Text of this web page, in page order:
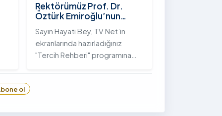
Rektörümüz Prof. Dr.
Öztürk Emiroğlu’nun
"Tercih Rehberi"
Programındaki Röportajı
Sayın Hayati Bey, TV Net’in
ekranlarında hazırladığınız
"Tercih Rehberi" programına
ol